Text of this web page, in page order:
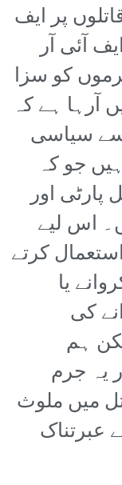
پر ایف
آئی آر
کو سزا
آرہا ہے کہ
سے سیاسی
جو کہ
اور
اس لیے
کرتے
یا
کی
ہم
یہ جرم
میں ملوث
عبرتناک